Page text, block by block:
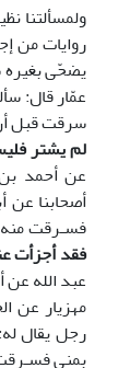
ولمسألتنا
روايات من
يضحّى بغيره
سرقت قبل
لم يشتر
عن أحمد
أصحابنا عن أبي عبد الله7
فسـرقت
فقد أجزأت
عبد الله
مهزيار عن
رجل يقال